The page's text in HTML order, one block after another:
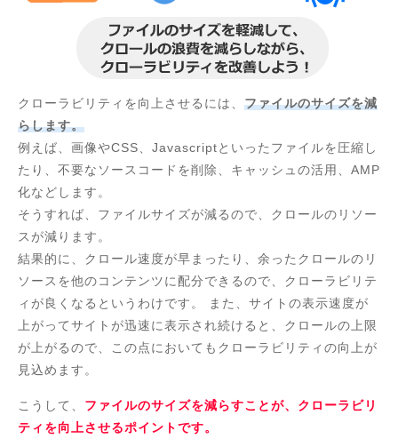
クローラビリティを向上させるには、 ファイルのサイズを減
らします。
例えば、画像やCSS、Javascriptといったファイルを圧縮し
たり、不要なソースコードを削除、キャッシュの活用、AMP
化などします。
そうすれば、ファイルサイズが減るので、クロールのリソー
スが減ります。
結果的に、クロール速度が早まったり、余ったクロールのリ
ソースを他のコンテンツに配分できるので、クローラビリテ
ィが良くなるというわけです。 また、サイトの表示速度が
上がってサイトが迅速に表示され続けると、クロールの上限
が上がるので、この点においてもクローラビリティの向上が
見込めます。
こうして、 ファイルのサイズを減らすことが、クローラビリ
ティを向上させるポイントです。